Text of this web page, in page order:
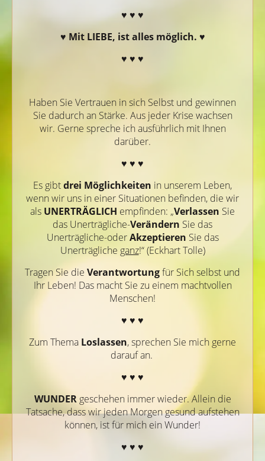
♥ ♥ ♥
♥ Mit LIEBE, ist alles möglich. ♥
♥ ♥ ♥
Haben Sie Vertrauen in sich Selbst und gewinnen
Sie dadurch an Stärke. Aus jeder Krise wachsen
wir. Gerne spreche ich ausführlich mit Ihnen
darüber.
♥ ♥ ♥
Es gibtdrei Möglichkeiten in unserem Leben,
wenn wir uns in einer Situationen befinden, die wir
als UNERTRÄGLICH empfinden: „Verlassen Sie
das Unerträgliche-Verändern Sie das
Unerträgliche-oderAkzeptieren Sie das
Unerträgliche ganz!“ (Eckhart Tolle)
Tragen Sie die Verantwortungfür Sich selbst und
Ihr Leben! Das macht Sie zu einem machtvollen
Menschen!
♥ ♥ ♥
Zum Thema Loslassen, sprechen Sie mich gerne
darauf an.
♥ ♥ ♥
WUNDERgeschehen immer wieder. Allein die
Tatsache, dass wir jeden Morgen gesund aufstehen
können, ist für mich ein Wunder!
♥ ♥ ♥